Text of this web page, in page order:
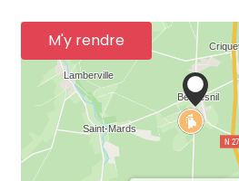
M'y rendre